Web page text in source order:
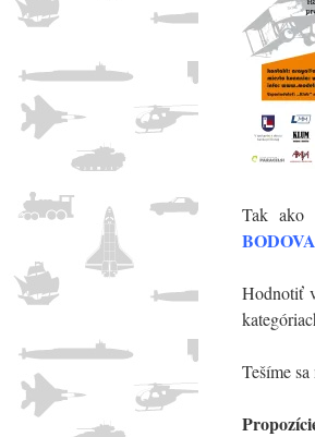
Tak ako
Hodnotiť
Tešíme